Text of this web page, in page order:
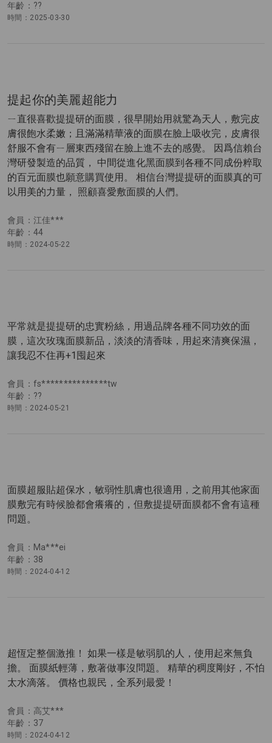
年齡：??
時間：2025-03-30
會員：江佳***
年齡：44
時間：2024-05-22
提起你的美麗超能力
ㄧ直很喜歡提提研的面膜，很早開始用就驚為天人，敷完皮
膚很飽水柔嫩；且滿滿精華液的面膜在臉上吸收完，皮膚很
舒服不會有ㄧ層東西殘留在臉上進不去的感覺。 因爲信賴台
灣研發製造的品質， 中間從進化黑面膜到各種不同成份粹取
的百元面膜也願意購買使用。 相信台灣提提研的面膜真的可
以用美的力量， 照顧喜愛敷面膜的人們。
會員：fs***************tw
年齡：??
時間：2024-05-21
平常就是提提研的忠實粉絲，用過品牌各種不同功效的面
膜，這次玫瑰面膜新品，淡淡的清香味，用起來清爽保濕，
讓我忍不住再+1囤起來
會員：Ma***ei
年齡：38
時間：2024-04-12
面膜超服貼超保水，敏弱性肌膚也很適用，之前用其他家面
膜敷完有時候臉都會癢癢的，但敷提提研面膜都不會有這種
問題。
會員：高艾***
年齡：37
時間：2024-04-12
超恆定整個激推！ 如果一樣是敏弱肌的人，使用起來無負
擔。 面膜紙輕薄，敷著做事沒問題。 精華的稠度剛好，不怕
太水滴落。 價格也親民，全系列最愛！